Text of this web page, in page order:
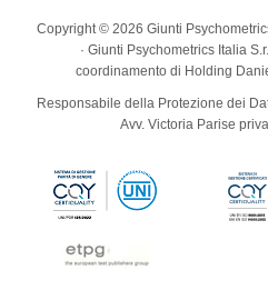
Copyright © 2026 Giunti
· Giunti Psychometrics Italia
coordinamento di Holding
Responsabile della Protezione dei
Avv. Victoria Parise